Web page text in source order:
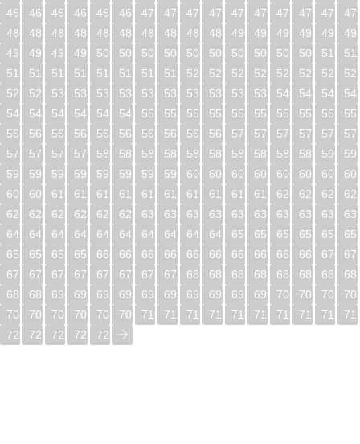
464
465 466 467 468 469 470 471 472 473 474 475 476 477 478
480
481 482 483 484 485 486 487 488 489 490 491 492 493 494
496
497 498 499 500 501 502 503 504 505 506 507 508 509 510
512
513 514 515 516 517 518 519 520 521 522 523 524 525 526
528
529 530 531 532 533 534 535 536 537 538 539 540 541 542
544
545 546 547 548 549 550 551 552 553 554 555 556 557 558
560
561 562 563 564 565 566 567 568 569 570 571 572 573 574
576
577 578 579 580 581 582 583 584 585 586 587 588 589 590
592
593 594 595 596 597 598 599 600 601 602 603 604 605 606
608
609 610 611 612 613 614 615 616 617 618 619 620 621 622
624
625 626 627 628 629 630 631 632 633 634 635 636 637 638
640
641 642 643 644 645 646 647 648 649 650 651 652 653 654
656
657 658 659 660 661 662 663 664 665 666 667 668 669 670
672
673 674 675 676 677 678 679 680 681 682 683 684 685 686
688
689 690 691 692 693 694 695 696 697 698 699 700 701 702
704
705 706 707 708 709 710 711 712 713 714 715 716 717 718
720
721 722 723 724